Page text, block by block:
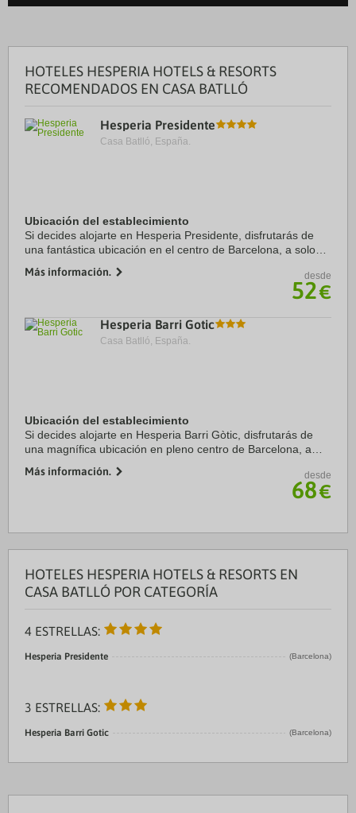
HOTELES HESPERIA HOTELS & RESORTS
RECOMENDADOS EN CASA BATLLÓ
Hesperia Presidente
Casa Batlló, España.
Ubicación del establecimiento
Si decides alojarte en Hesperia Presidente, disfrutarás de
una fantástica ubicación en el centro de Barcelona, a solo
Además, este hotel sostenible ...
Más información. desde
52€
Hesperia Barri Gotic
Casa Batlló, España.
Ubicación del establecimiento
Si decides alojarte en Hesperia Barri Gòtic, disfrutarás de
una magnífica ubicación en pleno centro de Barcelona, a
Barcelona. Además, este hotel sostenible ...
Más información. desde
68€
HOTELES HESPERIA HOTELS & RESORTS EN
CASA BATLLÓ POR CATEGORÍA
4 ESTRELLAS:
Hesperia Presidente (Barcelona)
3 ESTRELLAS:
Hesperia Barri Gotic (Barcelona)